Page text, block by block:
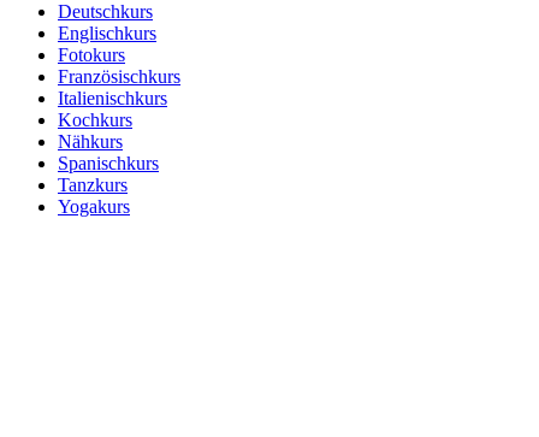
Deutschkurs
Englischkurs
Fotokurs
Französischkurs
Italienischkurs
Kochkurs
Nähkurs
Spanischkurs
Tanzkurs
Yogakurs